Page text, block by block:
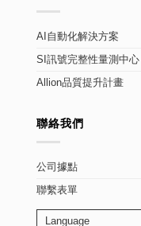
AI自動化解決方案
SI訊號完整性量測中心
Allion品質提升計畫
聯絡我們
公司據點
聯繫表單
Language